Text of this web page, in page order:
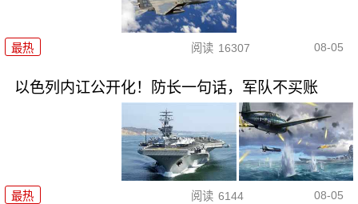
最热 阅读 16307 08-05
以色列内讧公开化！防长一句话，军队不买账
最热 阅读 6144 08-05